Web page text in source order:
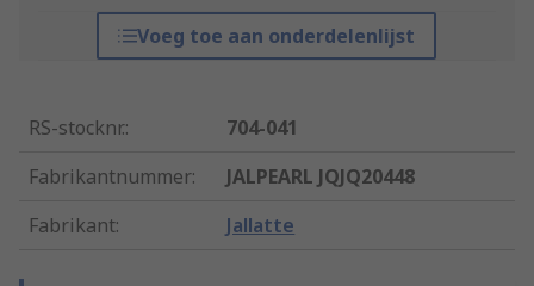
Voeg toe aan onderdelenlijst
RS-stocknr.:
704-041
Fabrikantnummer:
JALPEARL JQJQ20448
Fabrikant: Jallatte